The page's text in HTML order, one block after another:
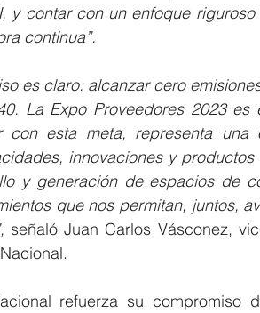
y contar con un enfoque riguroso
continua”.
es claro: alcanzar cero
La Expo Proveedores 2023 es
esta meta, representa una
innovaciones y productos
y generación de espacios de
que nos permitan, juntos,
señaló Juan Carlos Vásconez,
refuerza su compromiso